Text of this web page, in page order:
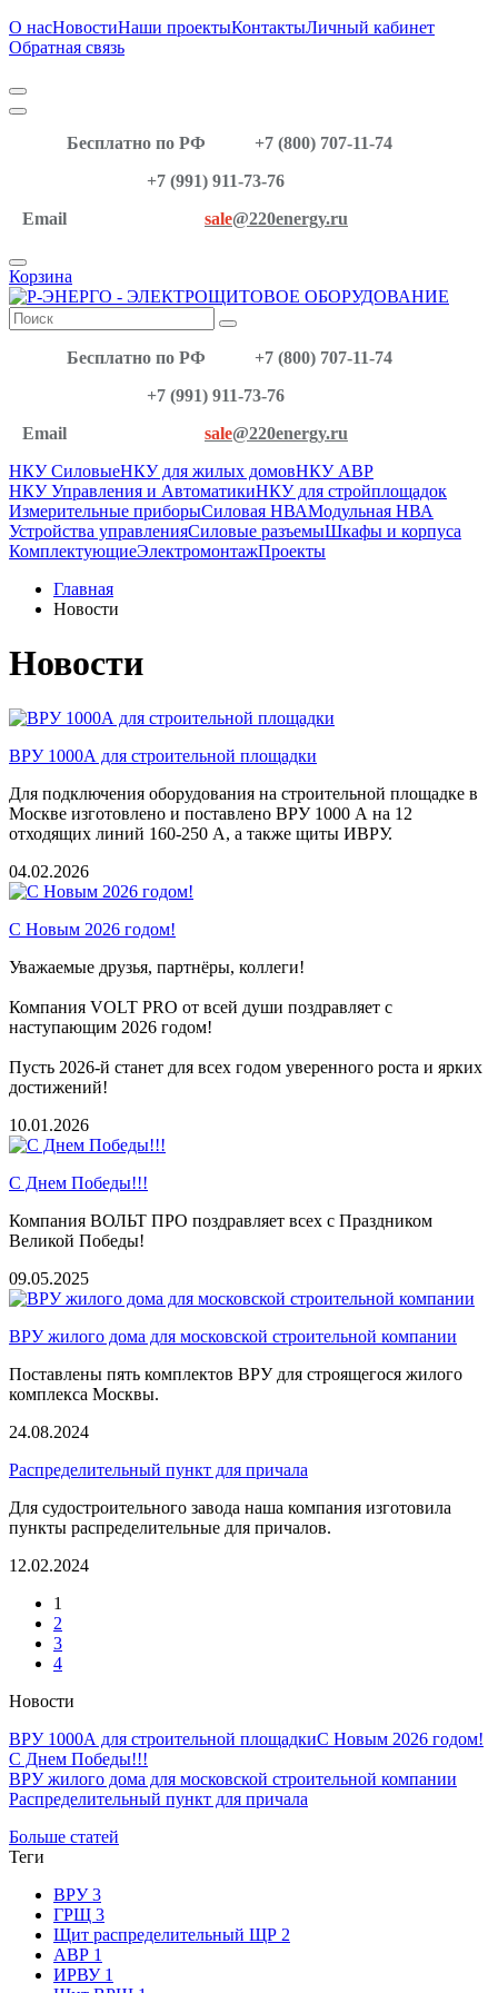
О насНовостиНаши проектыКонтактыЛичный кабинет
Обратная связь
Бесплатно по РФ
+7 (800) 707-11-74
+7 (991) 911-73-76
Email
sale@220energy.ru
Корзина
Бесплатно по РФ
+7 (800) 707-11-74
+7 (991) 911-73-76
Email
sale@220energy.ru
НКУ СиловыеНКУ для жилых домовНКУ АВР
НКУ Управления и АвтоматикиНКУ для стройплощадок
Измерительные приборыСиловая НВАМодульная НВА
Устройства управленияСиловые разъемыШкафы и корпуса
КомплектующиеЭлектромонтажПроекты
Главная
Новости
Новости
ВРУ 1000А для строительной площадки
Для подключения оборудования на строительной площадке в
Москве изготовлено и поставлено ВРУ 1000 А на 12
отходящих линий 160-250 А, а также щиты ИВРУ.
04.02.2026
С Новым 2026 годом!
Уважаемые друзья, партнёры, коллеги!
Компания VOLT PRO от всей души поздравляет с
наступающим 2026 годом!
Пусть 2026-й станет для всех годом уверенного роста и ярких
достижений!
10.01.2026
С Днем Победы!!!
Компания ВОЛЬТ ПРО поздравляет всех с Праздником
Великой Победы!
09.05.2025
ВРУ жилого дома для московской строительной компании
Поставлены пять комплектов ВРУ для строящегося жилого
комплекса Москвы.
24.08.2024
Распределительный пункт для причала
Для судостроительного завода наша компания изготовила
пункты распределительные для причалов.
12.02.2024
1
2
3
4
Новости
ВРУ 1000А для строительной площадкиС Новым 2026 годом!
С Днем Победы!!!
ВРУ жилого дома для московской строительной компании
Распределительный пункт для причала
Больше статей
Теги
ВРУ3
ГРЩ 3
Щит распределительный ЩР 2
АВР 1
ИРВУ 1